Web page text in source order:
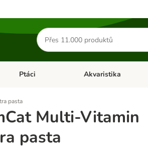
Hledat
produkty
Otevřít menu: Malá zvířata
Ptáci Otevřít menu: Ptáci
Akvaristika
pasta
Multi-Vitamin
pasta